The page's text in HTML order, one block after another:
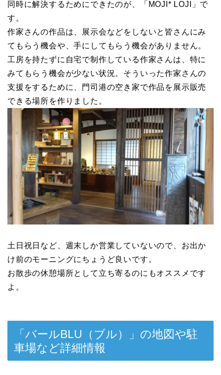
同時に解決するためにできたのが、「MOJI* LOJI」で
す。
作家さんの作品は、展示会などをしないと皆さんにみ
てもらう機会や、手にしてもらう機会がありません。
工房を持たずに自宅で制作している作家さんは、特に
みてもらう機会が少ない状況。そういった作家さんの
支援をするために、門司港の空き家で作品を展示販売
できる場所を作りました。
土日祝日など、週末しか営業していないので、お出か
け前のモーニングにちょうど良いです。
お散歩の休憩場所として立ち寄るのにもオススメです
よ。
「バールBLU（ブル）」の地図や駐
車場など詳細情報